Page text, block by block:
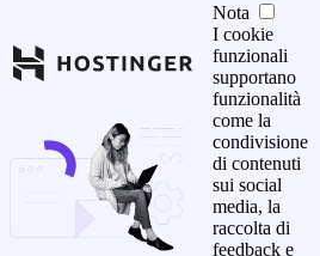
Nota
I cookie
funzionali
supportano
funzionalità
come la
condivisione
di contenuti
sui social
media, la
raccolta di
feedback e